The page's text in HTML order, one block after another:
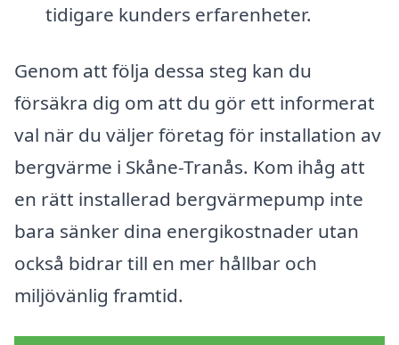
tidigare kunders erfarenheter.
Genom att följa dessa steg kan du
försäkra dig om att du gör ett informerat
val när du väljer företag för installation av
bergvärme i Skåne-Tranås. Kom ihåg att
en rätt installerad bergvärmepump inte
bara sänker dina energikostnader utan
också bidrar till en mer hållbar och
miljövänlig framtid.